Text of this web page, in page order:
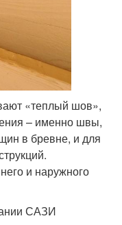
«теплый шов»,
– именно швы,
в бревне, и для
и наружного
САЗИ